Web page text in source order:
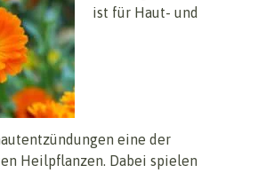
ist für Haut- und
eine der
Heilpflanzen. Dabei spielen